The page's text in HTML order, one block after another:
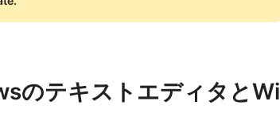
のテキストエディタとWi